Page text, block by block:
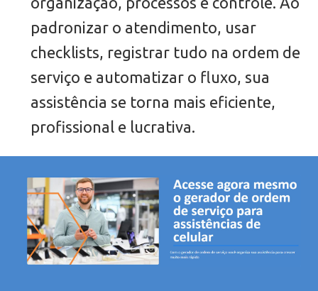
padronizar o atendimento, usar
checklists, registrar tudo na ordem de
serviço e automatizar o fluxo, sua
assistência se torna mais eficiente,
profissional e lucrativa.